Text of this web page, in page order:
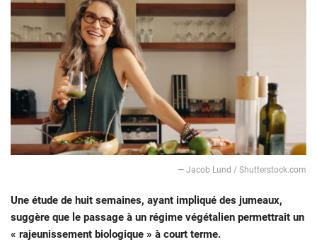
— Jacob Lund / Shutterstock.com
Une étude de huit semaines, ayant impliqué des jumeaux,
suggère que le passage à un régime végétalien permettrait un
« rajeunissement biologique » à court terme.